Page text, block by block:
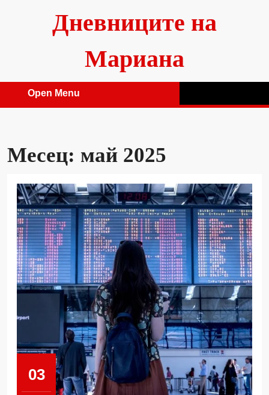
Дневниците на
Мариана
Open Menu
Месец: май 2025
03